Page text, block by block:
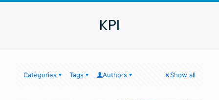
KPI
Categories Tags Authors Show all